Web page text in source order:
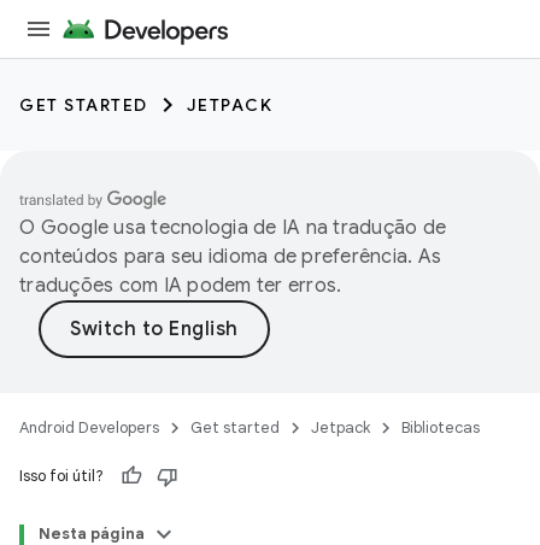
GET STARTED JETPACK
O Google usa tecnologia de IA na tradução de
conteúdos para seu idioma de preferência. As
traduções com IA podem ter erros.
Android Developers Get started Jetpack Bibliotecas
Isso foi útil?
Nesta página